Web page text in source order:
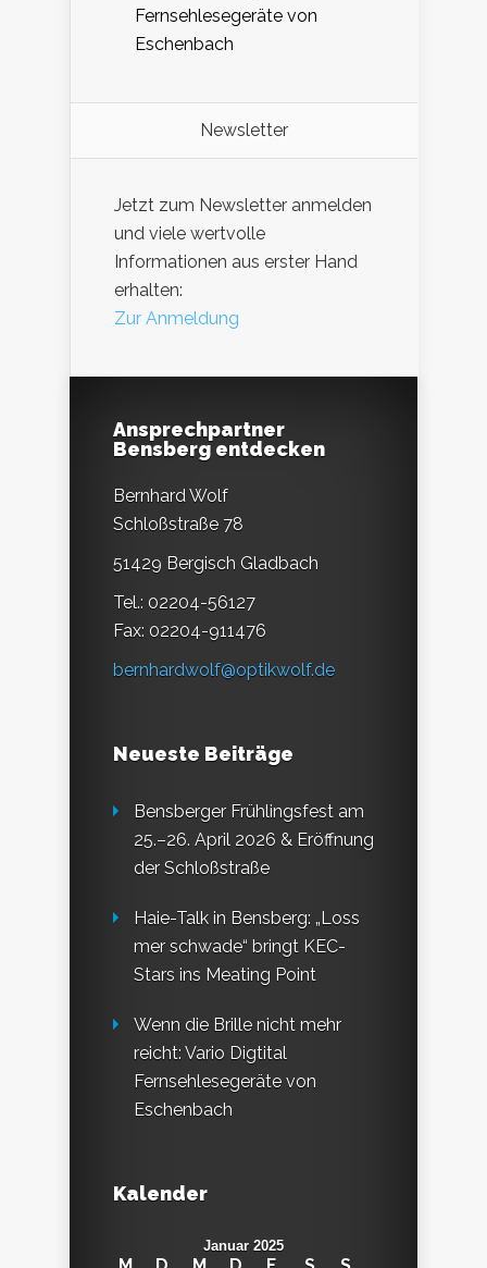
Fernsehlesegeräte von
Eschenbach
Newsletter
Jetzt zum Newsletter anmelden
und viele wertvolle
Informationen aus erster Hand
erhalten:
Zur Anmeldung
Ansprechpartner
Bensberg entdecken
Bernhard Wolf
Schloßstraße 78
51429 Bergisch Gladbach
Tel.: 02204-56127
Fax: 02204-911476
bernhardwolf@optikwolf.de
Neueste Beiträge
Bensberger Frühlingsfest am
25.–26. April 2026 & Eröffnung
der Schloßstraße
Haie-Talk in Bensberg: „Loss
mer schwade“ bringt KEC-
Stars ins Meating Point
Wenn die Brille nicht mehr
reicht: Vario Digtital
Fernsehlesegeräte von
Eschenbach
Kalender
Januar 2025